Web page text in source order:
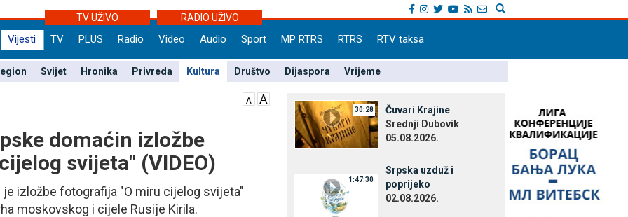
TV UŽIVO
RADIO UŽIVO
Vijesti TV PLUS Radio Video Audio Sport MP RTRS RTRS RTV taksa
Svijet Hronika Privreda Kultura Društvo Dijaspora Vrijeme
domaćin izložbe
svijeta" (VIDEO)
izložbe fotografija "O miru cijelog svijeta"
moskovskog i cijele Rusije Kirila.
30:28
Čuvari Krajine
Srednji Dubovik
05.08.2026.
1:47:30
Srpska uzduž i
poprijeko
02.08.2026.